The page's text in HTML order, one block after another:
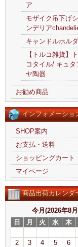
ア
モザイク吊下げ
ンデリア
キャンドルホル
【トルコ雑貨】
コタイル/ キュタ
ヤ陶器
お勧め商品
インフォメーショ
SHOP案内
お支払・送料
ショッピングカート
マイページ
商品出荷カレンダ
今月(2026年8
日
月 火 水 木
2
3 4 5 6